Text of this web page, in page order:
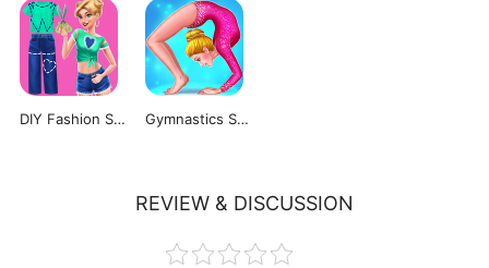
DIY Fashion Star Gymnastics Superstar
REVIEW & DISCUSSION